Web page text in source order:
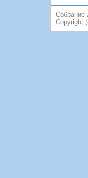
Собрание
Copyright